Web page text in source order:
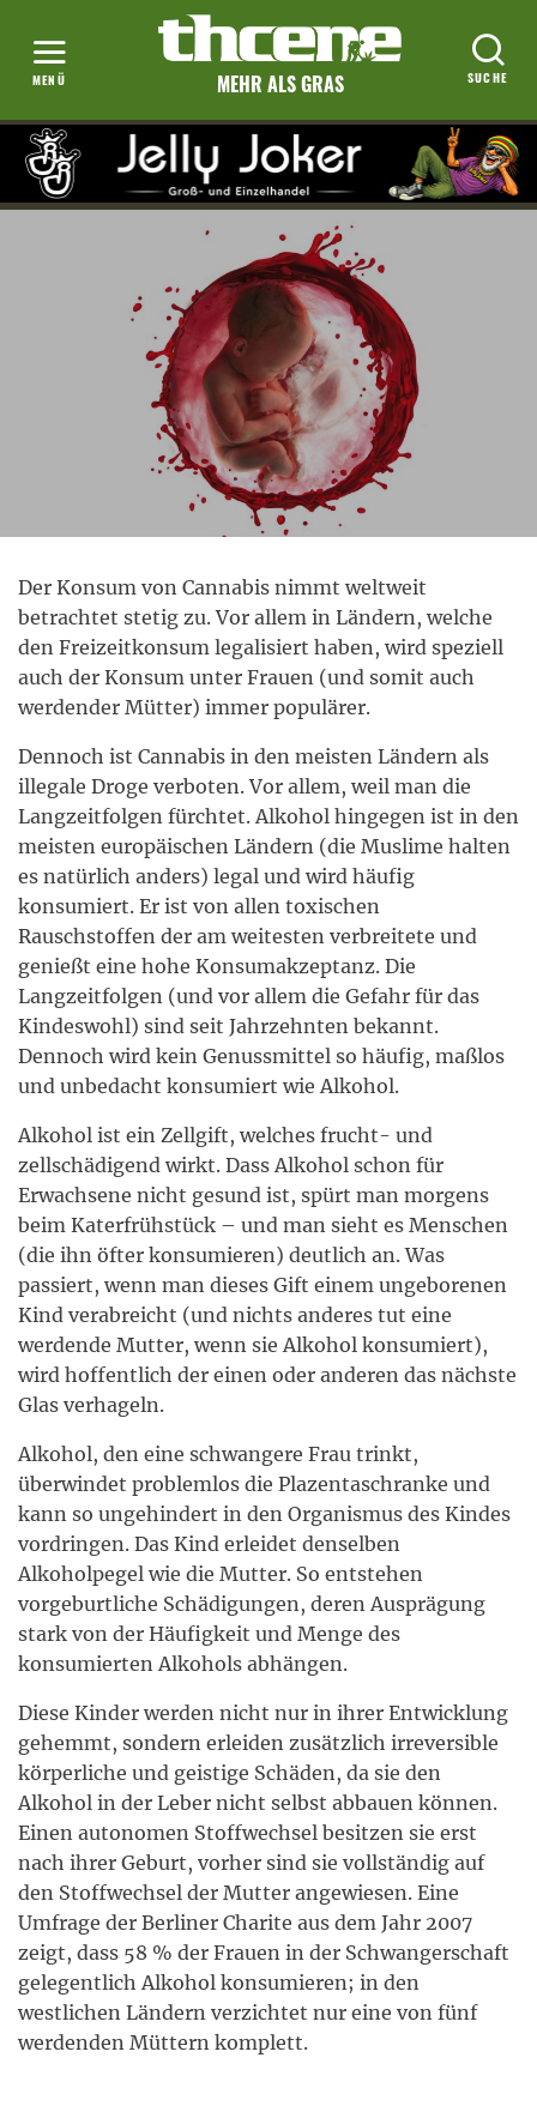
MEHR ALS GRAS
Der Konsum von Cannabis nimmt weltweit
betrachtet stetig zu. Vor allem in Ländern, welche
den Freizeitkonsum legalisiert haben, wird speziell
auch der Konsum unter Frauen (und somit auch
werdender Mütter) immer populärer.
Dennoch ist Cannabis in den meisten Ländern als
illegale Droge verboten. Vor allem, weil man die
Langzeitfolgen fürchtet. Alkohol hingegen ist in den
meisten europäischen Ländern (die Muslime halten
es natürlich anders) legal und wird häufig
konsumiert. Er ist von allen toxischen
Rauschstoffen der am weitesten verbreitete und
genießt eine hohe Konsumakzeptanz. Die
Langzeitfolgen (und vor allem die Gefahr für das
Kindeswohl) sind seit Jahrzehnten bekannt.
Dennoch wird kein Genussmittel so häufig, maßlos
und unbedacht konsumiert wie Alkohol.
Alkohol ist ein Zellgift, welches frucht- und
zellschädigend wirkt. Dass Alkohol schon für
Erwachsene nicht gesund ist, spürt man morgens
beim Katerfrühstück – und man sieht es Menschen
(die ihn öfter konsumieren) deutlich an. Was
passiert, wenn man dieses Gift einem ungeborenen
Kind verabreicht (und nichts anderes tut eine
werdende Mutter, wenn sie Alkohol konsumiert),
wird hoffentlich der einen oder anderen das nächste
Glas verhageln.
Alkohol, den eine schwangere Frau trinkt,
überwindet problemlos die Plazentaschranke und
kann so ungehindert in den Organismus des Kindes
vordringen. Das Kind erleidet denselben
Alkoholpegel wie die Mutter. So entstehen
vorgeburtliche Schädigungen, deren Ausprägung
stark von der Häufigkeit und Menge des
konsumierten Alkohols abhängen.
Diese Kinder werden nicht nur in ihrer Entwicklung
gehemmt, sondern erleiden zusätzlich irreversible
körperliche und geistige Schäden, da sie den
Alkohol in der Leber nicht selbst abbauen können.
Einen autonomen Stoffwechsel besitzen sie erst
nach ihrer Geburt, vorher sind sie vollständig auf
den Stoffwechsel der Mutter angewiesen. Eine
Umfrage der Berliner Charite aus dem Jahr 2007
zeigt, dass 58 % der Frauen in der Schwangerschaft
gelegentlich Alkohol konsumieren; in den
westlichen Ländern verzichtet nur eine von fünf
werdenden Müttern komplett.